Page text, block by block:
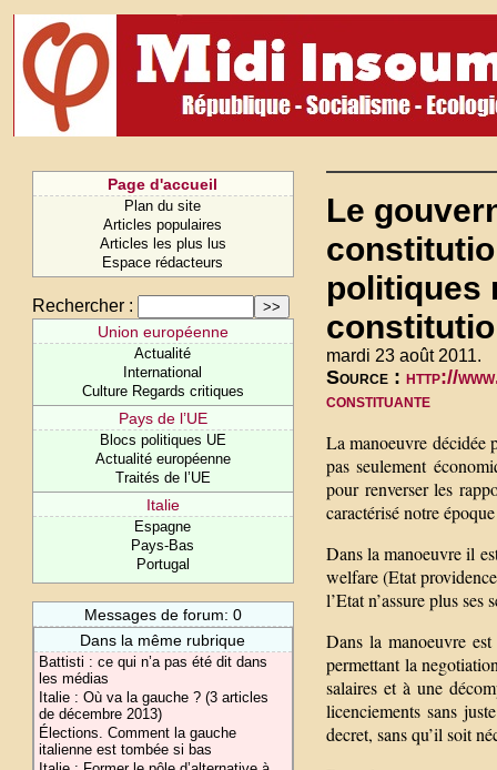
Page d'accueil
Plan du site
Articles populaires
Articles les plus lus
Espace rédacteurs
Rechercher :
Union européenne
Actualité
International
Culture Regards critiques
Pays de l’UE
Blocs politiques UE
Actualité européenne
Traités de l’UE
Italie
Espagne
Pays-Bas
Portugal
Messages de forum: 0
Dans la même rubrique
Battisti : ce qui n’a pas été dit dans
les médias
Italie : Où va la gauche ? (3 articles
de décembre 2013)
Élections. Comment la gauche
italienne est tombée si bas
Le
politiques
mardi 23 août 2011.
Source : http://
constituante
La manoeuvre décidée
pas seulement
pour renverser les
caractérisé notre
Dans la manoeuvre il
welfare (Etat
l’Etat n’assure plus
Dans la manoeuvre
permettant la
salaires et à une
licenciements sans
decret, sans qu’il soit